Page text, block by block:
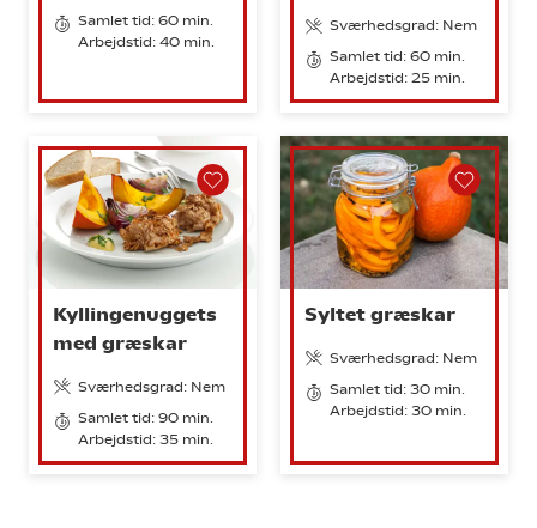
Samlet tid: 60 min.
Arbejdstid: 40 min.
Sværhedsgrad: Nem
Samlet tid: 60 min.
Arbejdstid: 25 min.
Kyllingenuggets
med græskar
Sværhedsgrad: Nem
Samlet tid: 90 min.
Arbejdstid: 35 min.
Syltet græskar
Sværhedsgrad: Nem
Samlet tid: 30 min.
Arbejdstid: 30 min.